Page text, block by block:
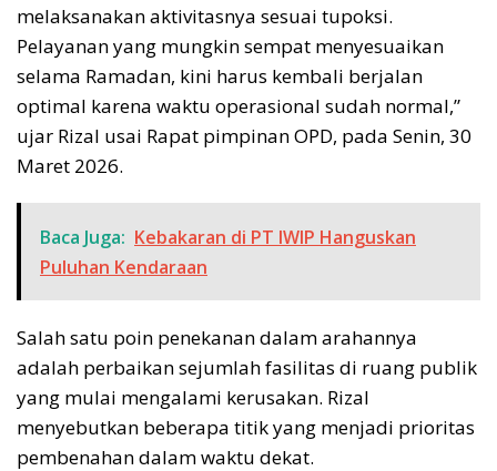
melaksanakan aktivitasnya sesuai tupoksi.
Pelayanan yang mungkin sempat menyesuaikan
selama Ramadan, kini harus kembali berjalan
optimal karena waktu operasional sudah normal,”
ujar Rizal usai Rapat pimpinan OPD, pada Senin, 30
Maret 2026.
Baca Juga: Kebakaran di PT IWIP Hanguskan
Puluhan Kendaraan
Salah satu poin penekanan dalam arahannya
adalah perbaikan sejumlah fasilitas di ruang publik
yang mulai mengalami kerusakan. Rizal
menyebutkan beberapa titik yang menjadi prioritas
pembenahan dalam waktu dekat.